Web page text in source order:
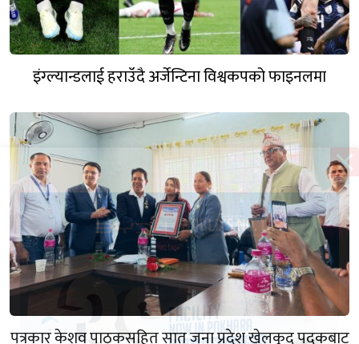
इंग्ल्यान्डलाई हराउँदै अर्जेन्टिना विश्वकपको फाइनलमा
पत्रकार केशव पाठकसहित सात जना प्रदेश खेलकुद पदकबाट